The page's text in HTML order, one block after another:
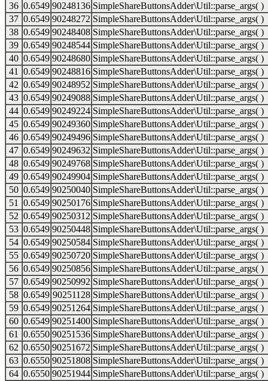
36 0.6549 90248136 SimpleShareButtonsAdder\Util::parse_args( )
37 0.6549 90248272 SimpleShareButtonsAdder\Util::parse_args( )
38 0.6549 90248408 SimpleShareButtonsAdder\Util::parse_args( )
39 0.6549 90248544 SimpleShareButtonsAdder\Util::parse_args( )
40 0.6549 90248680 SimpleShareButtonsAdder\Util::parse_args( )
41
0.6549 90248816 SimpleShareButtonsAdder\Util::parse_args( )
42 0.6549 90248952 SimpleShareButtonsAdder\Util::parse_args( )
43 0.6549 90249088 SimpleShareButtonsAdder\Util::parse_args( )
44 0.6549 90249224 SimpleShareButtonsAdder\Util::parse_args( )
45 0.6549 90249360 SimpleShareButtonsAdder\Util::parse_args( )
46 0.6549 90249496 SimpleShareButtonsAdder\Util::parse_args( )
47 0.6549 90249632 SimpleShareButtonsAdder\Util::parse_args( )
48 0.6549 90249768 SimpleShareButtonsAdder\Util::parse_args( )
49 0.6549 90249904 SimpleShareButtonsAdder\Util::parse_args( )
50 0.6549 90250040 SimpleShareButtonsAdder\Util::parse_args( )
51
0.6549 90250176 SimpleShareButtonsAdder\Util::parse_args( )
52 0.6549 90250312 SimpleShareButtonsAdder\Util::parse_args( )
53 0.6549 90250448 SimpleShareButtonsAdder\Util::parse_args( )
54 0.6549 90250584 SimpleShareButtonsAdder\Util::parse_args( )
55 0.6549 90250720 SimpleShareButtonsAdder\Util::parse_args( )
56 0.6549 90250856 SimpleShareButtonsAdder\Util::parse_args( )
57 0.6549 90250992 SimpleShareButtonsAdder\Util::parse_args( )
58 0.6549 90251128 SimpleShareButtonsAdder\Util::parse_args( )
59 0.6549 90251264 SimpleShareButtonsAdder\Util::parse_args( )
60 0.6549 90251400 SimpleShareButtonsAdder\Util::parse_args( )
61
0.6550 90251536 SimpleShareButtonsAdder\Util::parse_args( )
62 0.6550 90251672 SimpleShareButtonsAdder\Util::parse_args( )
63 0.6550 90251808 SimpleShareButtonsAdder\Util::parse_args( )
64 0.6550 90251944 SimpleShareButtonsAdder\Util::parse_args( )